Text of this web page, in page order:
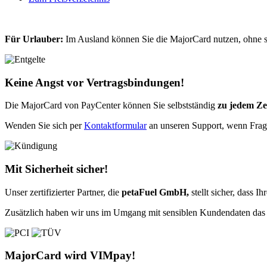
Für Urlauber: Im Ausland können Sie die MajorCard nutzen, ohne
Keine Angst vor Vertragsbindungen!
Die MajorCard von PayCenter können Sie selbstständig zu jedem
Wenden Sie sich perKontaktformularan unseren Support, wenn
Mit Sicherheit sicher!
Unser zertifizierter Partner, die petaFuel GmbH, stellt sicher, dass
Zusätzlich haben wir uns im Umgang mit sensiblen Kundendaten
MajorCard wird VIMpay!